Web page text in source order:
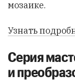
мозаике.
Узнать
Серия
и